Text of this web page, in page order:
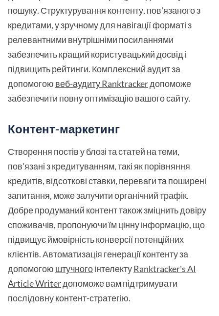
пошуку. Структурування контенту, пов'язаного з
кредитами, у зручному для навігації форматі з
релевантними внутрішніми посиланнями
забезпечить кращий користувацький досвід і
підвищить рейтинги. Комплексний аудит за
допомогою веб-аудиту Ranktrackerдопоможе
забезпечити повну оптимізацію вашого сайту.
Контент-маркетинг
Створення постів у блозі та статей на теми,
пов'язані з кредитуванням, такі як порівняння
кредитів, відсоткові ставки, переваги та поширені
запитання, може залучити органічний трафік.
Добре продуманий контент також зміцнить довіру
споживачів, пропонуючи їм цінну інформацію, що
підвищує ймовірність конверсії потенційних
клієнтів. Автоматизація генерації контенту за
допомогою штучногоінтелектуRanktracker's AI
Article Writerдопоможе вам підтримувати
послідовну контент-стратегію.